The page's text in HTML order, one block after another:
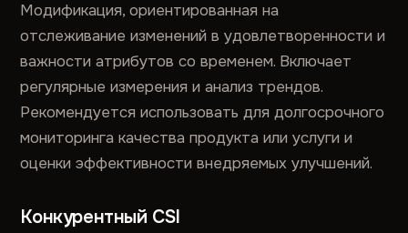
Модификация, ориентированная на
отслеживание изменений в удовлетворенности и
важности атрибутов со временем. Включает
регулярные измерения и анализ трендов.
Рекомендуется использовать для долгосрочного
мониторинга качества продукта или услуги и
оценки эффективности внедряемых улучшений.
Конкурентный CSI